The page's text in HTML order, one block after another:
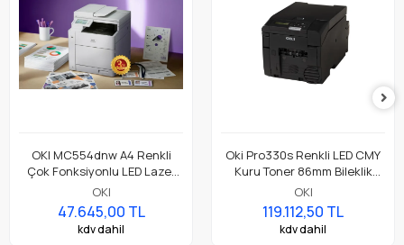
OKI MC554dnw A4 Renkli
Çok Fonksiyonlu LED Lazer
Yazıcı Wi-Fi, Dubleks Baskı,
Tarayıcı, Fotokopi ve Faks
YB8001-7004P003
OKI
47.645,00 TL
kdv dahil
Oki Pro330s Renkli LED CMY
Kuru Toner 86mm Bileklik
Bilet Etiket Rulo Yazıcı
OKI
119.112,50 TL
kdv dahil